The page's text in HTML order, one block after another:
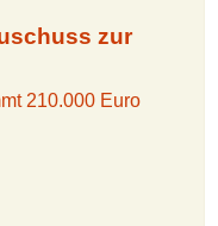
zur
210.000 Euro